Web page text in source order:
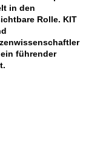
in den
Rolle. KIT
führender